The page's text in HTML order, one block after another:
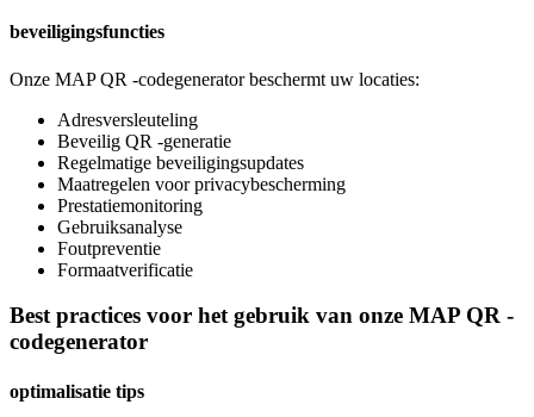
beveiligingsfuncties
Onze MAP QR -codegenerator beschermt uw locaties:
Adresversleuteling
Beveilig QR -generatie
Regelmatige beveiligingsupdates
Maatregelen voor privacybescherming
Prestatiemonitoring
Gebruiksanalyse
Foutpreventie
Formaatverificatie
Best practices voor het gebruik van onze MAP QR -
codegenerator
optimalisatie tips